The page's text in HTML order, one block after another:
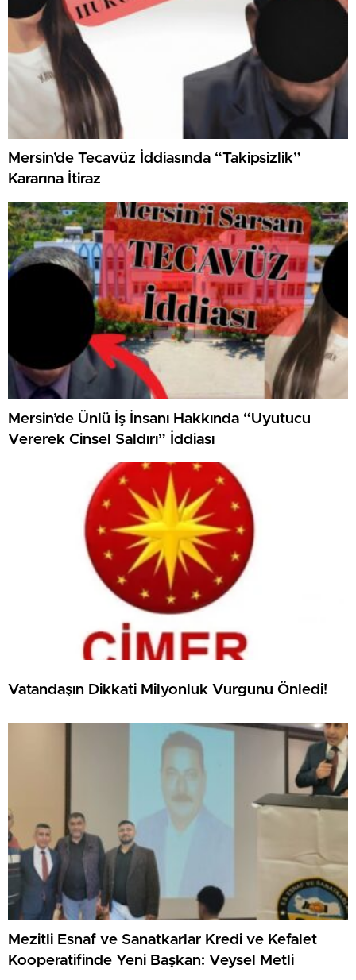
Mersin’de Tecavüz İddiasında “Takipsizlik”
Kararına İtiraz
Mersin’de Ünlü İş İnsanı Hakkında “Uyutucu
Vererek Cinsel Saldırı” İddiası
Vatandaşın Dikkati Milyonluk Vurgunu Önledi!
Mezitli Esnaf ve Sanatkarlar Kredi ve Kefalet
Kooperatifinde Yeni Başkan: Veysel Metli